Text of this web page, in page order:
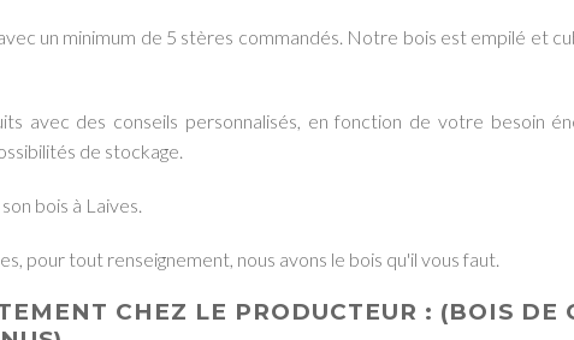
un minimum de 5 stères commandés. Notre bois est empilé et
avec des conseils personnalisés, en fonction de votre besoin
de stockage.
bois à Laives.
, pour tout renseignement, nous avons le bois qu'il vous faut.
CHEZ LE PRODUCTEUR : (BOIS DE